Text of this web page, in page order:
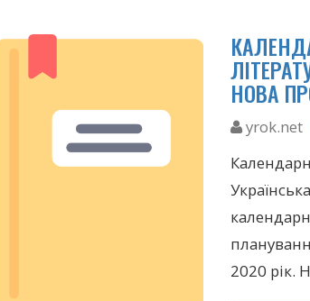
НОВА
yrok.net
2020 рік.